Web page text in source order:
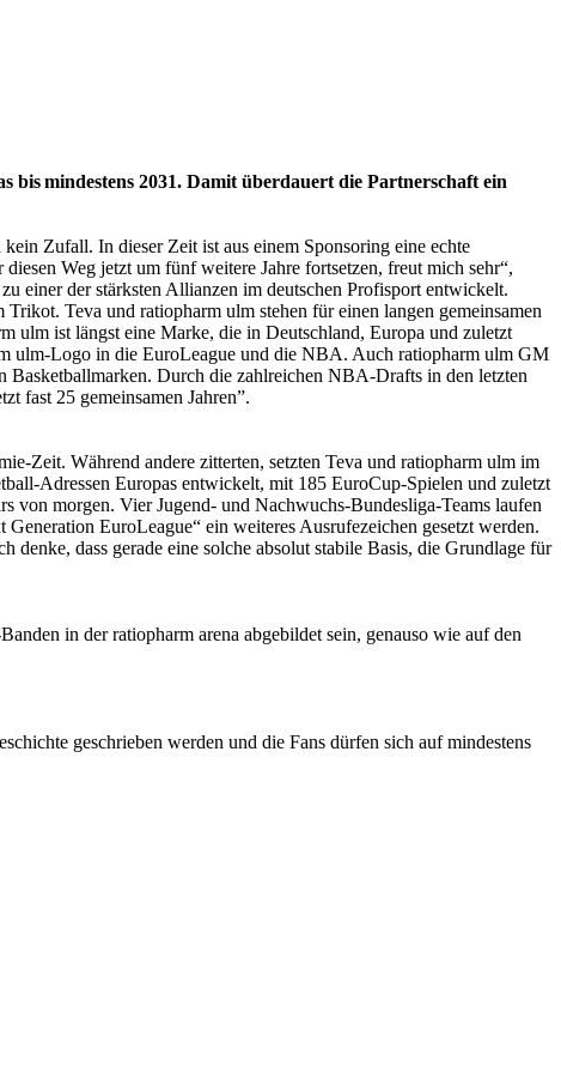
mindestens 2031. Damit überdauert die Partnerschaft ein
Zufall. In dieser Zeit ist aus einem Sponsoring eine echte
Weg jetzt um fünf weitere Jahre fortsetzen, freut mich sehr“,
einer der stärksten Allianzen im deutschen Profisport entwickelt.
Teva und ratiopharm ulm stehen für einen langen gemeinsamen
ulm ist längst eine Marke, die in Deutschland, Europa und zuletzt
ulm-Logo in die EuroLeague und die NBA. Auch ratiopharm ulm GM
Basketballmarken. Durch die zahlreichen NBA-Drafts in den letzten
fast 25 gemeinsamen Jahren”.
Zeit. Während andere zitterten, setzten Teva und ratiopharm ulm im
Adressen Europas entwickelt, mit 185 EuroCup-Spielen und zuletzt
von morgen. Vier Jugend- und Nachwuchs-Bundesliga-Teams laufen
EuroLeague“ ein weiteres Ausrufezeichen gesetzt werden.
dass gerade eine solche absolut stabile Basis, die Grundlage für
in der ratiopharm arena abgebildet sein, genauso wie auf den
geschrieben werden und die Fans dürfen sich auf mindestens